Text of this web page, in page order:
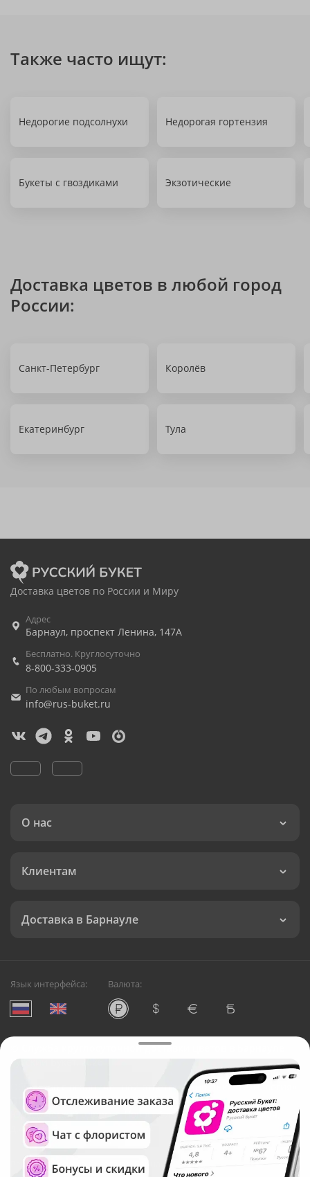
Также часто ищут:
Недорогие подсолнухи Недорогая гортензия
Букеты с гвоздиками Экзотические
Доставка цветов в любой город
России:
Санкт-Петербург Королёв
Екатеринбург Тула
Доставка цветов по России и Миру
Адрес
Барнаул, проспект Ленина, 147А
Бесплатно. Круглосуточно
8-800-333-0905
По любым вопросам
info@rus-buket.ru
О нас
Клиентам
Доставка в Барнауле
Язык интерфейса: Валюта:
Служба круглосуточной доставки цветов в Барнауле
Русский Букет, 2026
Общество с ограниченной ответственностью «Технология»
ОГРН: 1195476081745, ИНН: 5410081997
Юридический адрес: г. Новосибирск, ул. Ипподромская,
д.42, оф. 3
Рейтинг Русского букета в г. Барнаул